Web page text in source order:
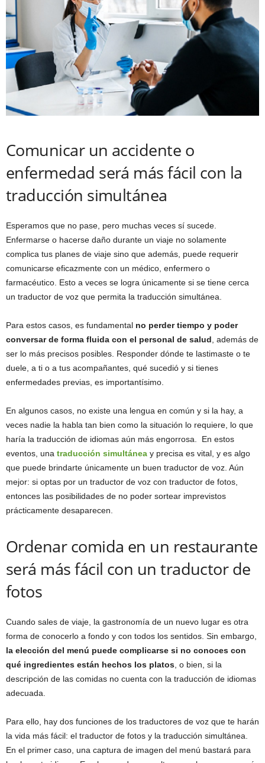
Comunicar un accidente o
enfermedad será más fácil con la
traducción simultánea
Esperamos que no pase, pero muchas veces sí sucede.
Enfermarse o hacerse daño durante un viaje no solamente
complica tus planes de viaje sino que además, puede requerir
comunicarse eficazmente con un médico, enfermero o
farmacéutico. Esto a veces se logra únicamente si se tiene cerca
un traductor de voz que permita la traducción simultánea.
Para estos casos, es fundamental no perder tiempo y poder
conversar de forma fluida con el personal de salud , además de
ser lo más precisos posibles. Responder dónde te lastimaste o te
duele, a ti o a tus acompañantes, qué sucedió y si tienes
enfermedades previas, es importantísimo.
En algunos casos, no existe una lengua en común y si la hay, a
veces nadie la habla tan bien como la situación lo requiere, lo que
haría la traducción de idiomas aún más engorrosa. En estos
eventos, una traducción simultánea y precisa es vital, y es algo
que puede brindarte únicamente un buen traductor de voz. Aún
mejor: si optas por un traductor de voz con traductor de fotos,
entonces las posibilidades de no poder sortear imprevistos
prácticamente desaparecen.
Ordenar comida en un restaurante
será más fácil con un traductor de
fotos
Cuando sales de viaje, la gastronomía de un nuevo lugar es otra
forma de conocerlo a fondo y con todos los sentidos. Sin embargo,
la elección del menú puede complicarse si no conoces con
qué ingredientes están hechos los platos , o bien, si la
descripción de las comidas no cuenta con la traducción de idiomas
adecuada.
Para ello, hay dos funciones de los traductores de voz que te harán
la vida más fácil: el traductor de fotos y la traducción simultánea.
En el primer caso, una captura de imagen del menú bastará para